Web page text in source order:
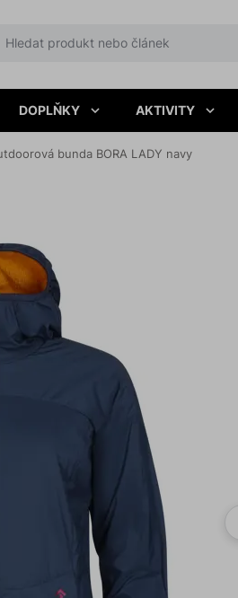
DOPLŇKY AKTIVITY
bunda BORA LADY navy